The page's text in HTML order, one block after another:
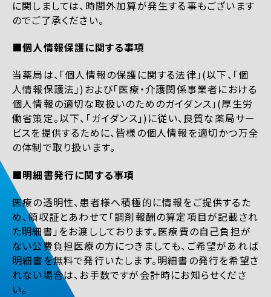
に関しましては、時間外加算が発生する事もございます
のでご了承ください。
■個人情報保護に関する事項
当薬局は、「個人情報の保護に関する法律」(以下、「個
人情報保護法」)および「医療・介護関係事業者における
個人情報の適切な取扱いのためのガイダンス」(厚生労
働省策定。以下、「ガイダンス」)に従い、良質な薬局サー
ビスを提供するために、皆様の個人情報を適切かつ万全
の体制で取り扱います。
■明細書発行に関する事項
医療の透明性、患者様へ積極的に情報をご提供するた
め、領収証とあわせて「調剤報酬の算定項目が記載され
た明細書」をお渡ししております。医療費の自己負担が
ない公費負担医療の方につきましても、ご希望があれば
明細書を無料で発行いたします。明細書の発行を希望さ
れない場合は、お手数ですが会計時にお知らせくださ
い。